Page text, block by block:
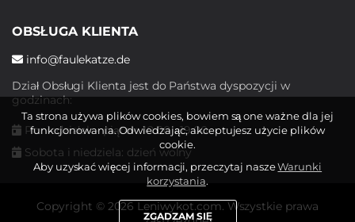
OBSŁUGA KLIENTA
info@faulekatze.de
Dział Obsługi Klienta jest do Państwa dyspozycji w
godzinach:
Poniedziałek - piątek: 10:00 - 19:00
Sobota i niedziela: dzień wolny
Copyright © 2026 Leniwykot.com. Wszystkie prawa
Ta strona używa plików cookies, bowiem są one ważne dla jej
funkcjonowania. Odwiedzając, akceptujesz użycie plików
cookie.
Aby uzyskać więcej informacji, przeczytaj naszeWarunki
korzystania.
ZGADZAM SIĘ